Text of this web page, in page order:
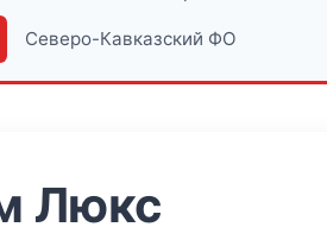
Северо-Кавказский ФО
Люкс